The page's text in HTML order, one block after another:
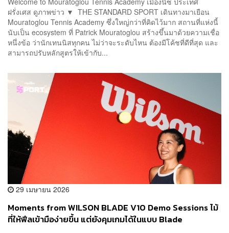
ฝรั่งเศส ดูภาพข่าว ▼ THE STANDARD SPORT เดินทางมาเยือน
Mouratoglou Tennis Academy ซึ่งใหญ่กว่าที่คิดไว้มาก สถานที่แห่งนี้
นับเป็น ecosystem ที่ Patrick Mouratoglou สร้างขึ้นมาด้วยความเชื่อ
หนึ่งข้อ ว่านักเทนนิสทุกคน ไม่ว่าจะระดับไหน ต้องมีโค้ชที่ดีที่สุด และ
สามารถปรับหลักสูตรให้เข้ากับ...
29 เมษายน 2026
Moments from WILSON BLADE V10 Demo Sessions ไม้
ที่ให้ฟีลเข้ามือง่ายขึ้น แต่ยังคุมเกมได้ในแบบ Blade